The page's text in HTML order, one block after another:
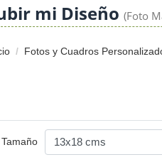
mi Diseño (Foto
Fotos y Cuadros
Tamaño